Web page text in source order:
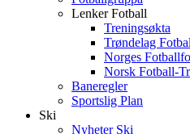
Lenker Fotball
Treningsøkta
Trøndelag
Norges
Norsk Fotball-
Baneregler
Sportslig Plan
Ski
Nyheter Ski